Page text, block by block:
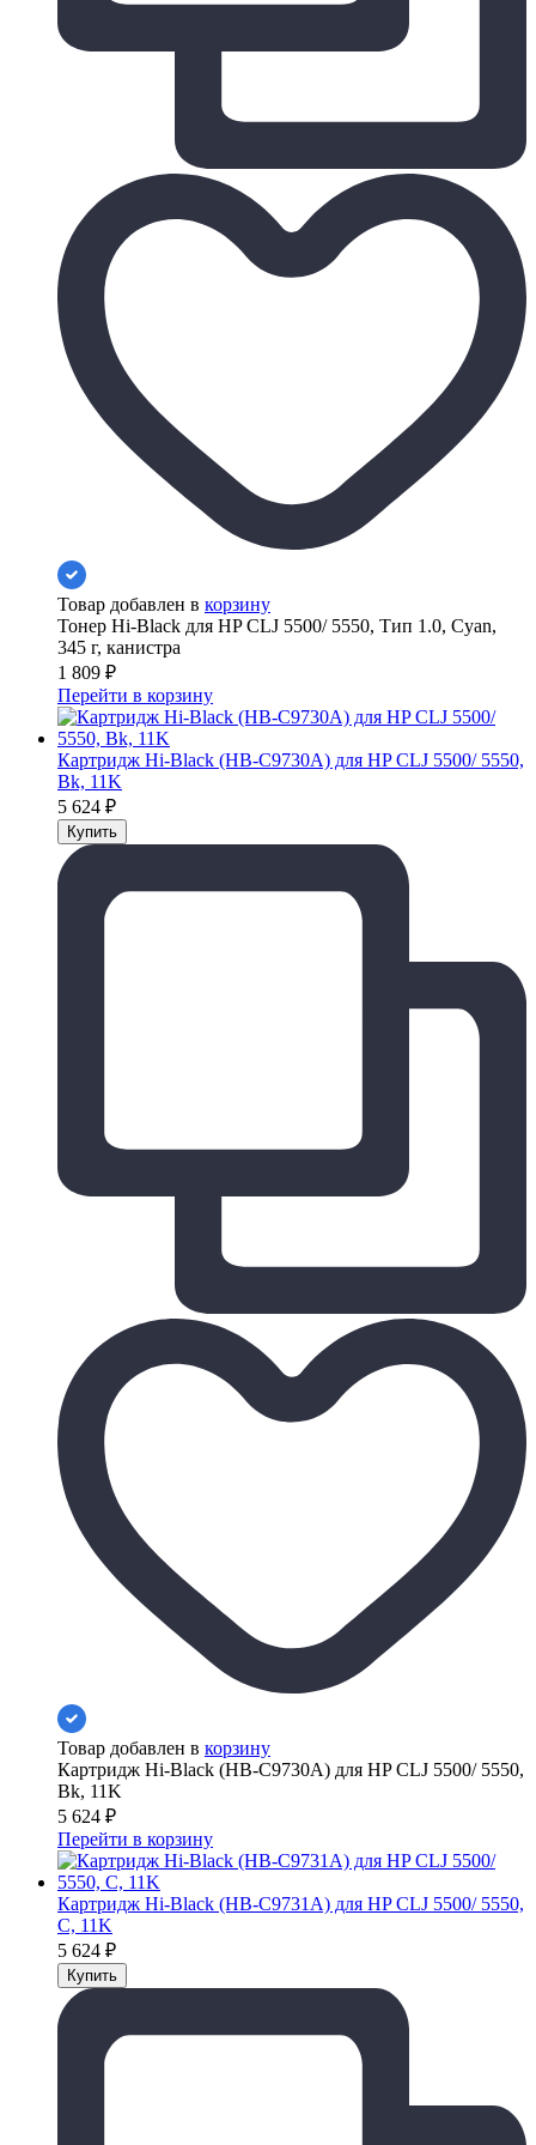
Товар добавлен в корзину
Тонер Hi-Black для HP CLJ 5500/ 5550, Тип 1.0, Cyan,
345 г, канистра
1 809 ₽
Перейти в корзину
Картридж Hi-Black (HB-C9730A) для HP CLJ 5500/ 5550,
Bk, 11K
5 624 ₽
Товар добавлен в корзину
Картридж Hi-Black (HB-C9730A) для HP CLJ 5500/ 5550,
Bk, 11K
5 624 ₽
Перейти в корзину
Картридж Hi-Black (HB-C9731A) для HP CLJ 5500/ 5550,
C, 11K
5 624 ₽